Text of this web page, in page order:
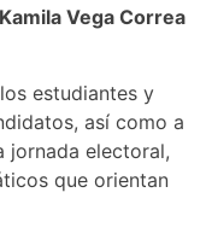
Vega Correa
estudiantes y
así como a
jornada electoral,
que orientan